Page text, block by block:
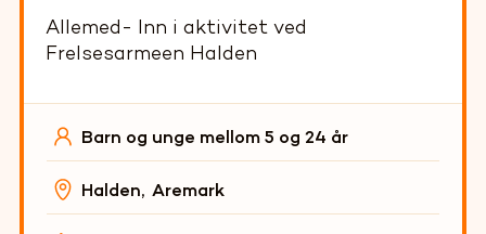
Allemed- Inn i aktivitet ved
Frelsesarmeen Halden
Barn og unge mellom 5 og 24 år
Halden, Aremark